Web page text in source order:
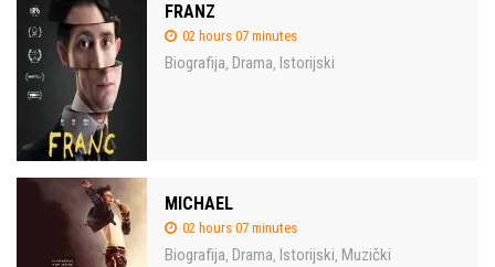
FRANZ
02 hours 07 minutes
Biografija, Drama, Istorijski
MICHAEL
02 hours 07 minutes
Biografija, Drama, Istorijski, Muzički